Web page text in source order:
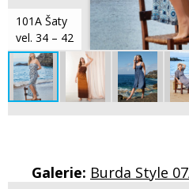
101A Šaty
vel. 34 – 42
Galerie: Burda Style